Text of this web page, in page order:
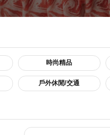
時尚精品
戶外休閒/交通